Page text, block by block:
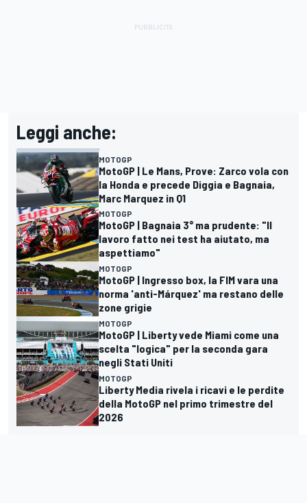
Leggi anche:
MOTOGP
MotoGP | Le Mans, Prove: Zarco vola con
la Honda e precede Diggia e Bagnaia,
Marc Marquez in Q1
MOTOGP
MotoGP | Bagnaia 3° ma prudente: "Il
lavoro fatto nei test ha aiutato, ma
aspettiamo"
MOTOGP
MotoGP | Ingresso box, la FIM vara una
norma 'anti-Márquez' ma restano delle
zone grigie
MOTOGP
MotoGP | Liberty vede Miami come una
scelta "logica" per la seconda gara
negli Stati Uniti
MOTOGP
Liberty Media rivela i ricavi e le perdite
della MotoGP nel primo trimestre del
2026